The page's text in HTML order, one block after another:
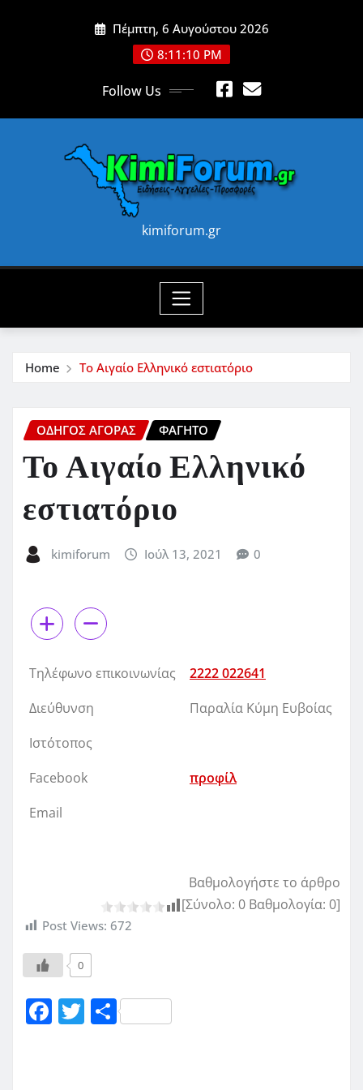
Πέμπτη, 6 Αυγούστου 2026
8:11:12 PM
Follow Us
kimiforum.gr
Home Το Αιγαίο Ελληνικό εστιατόριο
ΟΔΗΓΌΣ ΑΓΟΡΆΣ ΦΑΓΗΤΌ
Το Αιγαίο Ελληνικό
εστιατόριο
kimiforum Ιούλ 13, 2021 0
Τηλέφωνο επικοινωνίας
2222 022641
Διεύθυνση
Παραλία Κύμη Ευβοίας
Ιστότοπος
Facebook
προφίλ
Email
Βαθμολογήστε το άρθρο
[Σύνολο: 0 Βαθμολογία: 0]
Post Views: 672
0
F T Μ